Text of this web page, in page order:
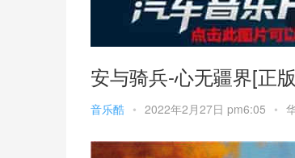
安与骑兵-心无疆界[正
音乐酷 • 2022年2月27日 pm6:05 •